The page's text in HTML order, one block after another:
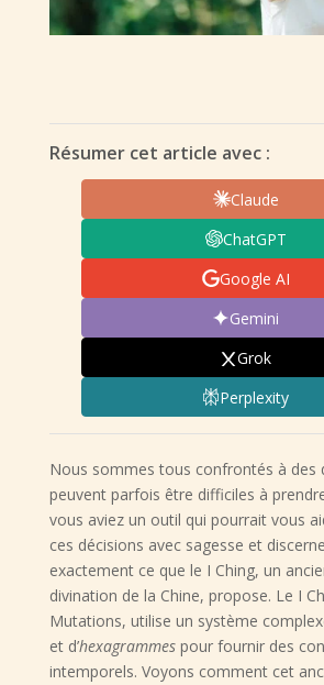
Résumer cet article avec :
Claude
ChatGPT
Google AI
Gemini
Grok
Perplexity
Nous sommes tous confrontés à des
peuvent parfois être difficiles à
vous aviez un outil qui pourrait vous
ces décisions avec sagesse et
exactement ce que le I Ching, un
divination de la Chine, propose. Le I
Mutations, utilise un système
et d’hexagrammespour fournir des
intemporels. Voyons comment cet